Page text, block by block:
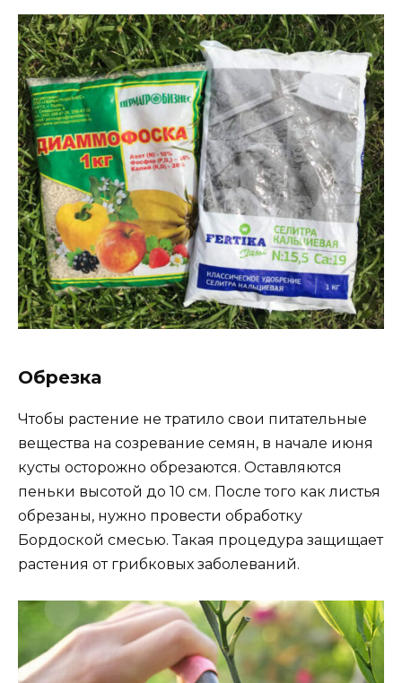
Обрезка
Чтобы растение не тратило свои питательные
вещества на созревание семян, в начале июня
кусты осторожно обрезаются. Оставляются
пеньки высотой до 10 см. После того как листья
обрезаны, нужно провести обработку
Бордоской смесью. Такая процедура защищает
растения от грибковых заболеваний.